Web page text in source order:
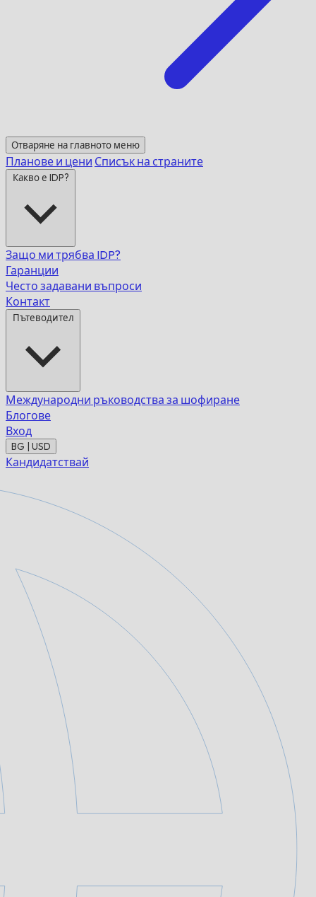
Отваряне на главното меню
Планове и цени Списък на страните
Какво е IDP?
Защо ми трябва IDP?
Гаранции
Често задавани въпроси
Контакт
Пътеводител
Международни ръководства за шофиране
Блогове
Вход
BG | USD
Кандидатствай